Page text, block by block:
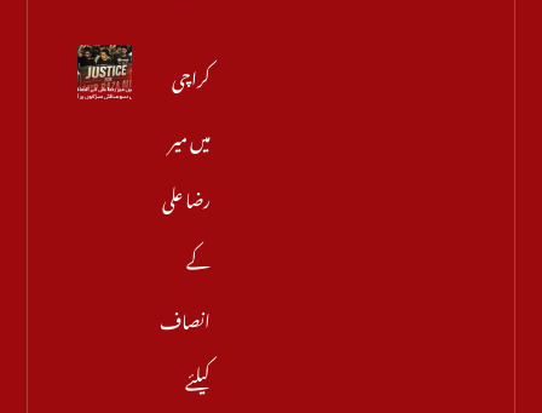
کراچی
میں میر
رضا علی
کے
انصاف
کیلئے